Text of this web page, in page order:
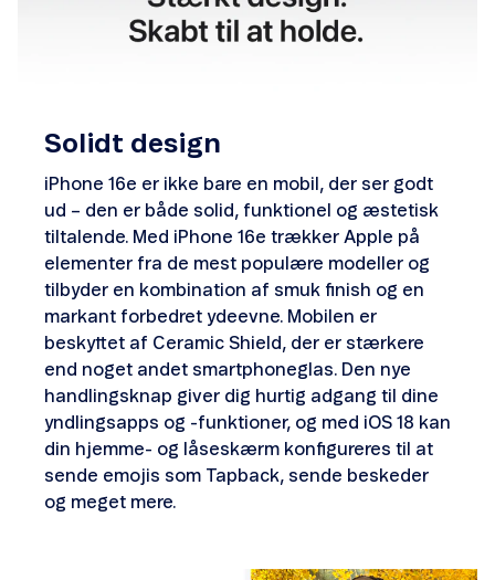
Solidt design
iPhone 16e er ikke bare en mobil, der ser godt
ud – den er både solid, funktionel og æstetisk
tiltalende. Med iPhone 16e trækker Apple på
elementer fra de mest populære modeller og
tilbyder en kombination af smuk finish og en
markant forbedret ydeevne. Mobilen er
beskyttet af Ceramic Shield, der er stærkere
end noget andet smartphoneglas. Den nye
handlingsknap giver dig hurtig adgang til dine
yndlingsapps og -funktioner, og med iOS 18 kan
din hjemme- og låseskærm konfigureres til at
sende emojis som Tapback, sende beskeder
og meget mere.